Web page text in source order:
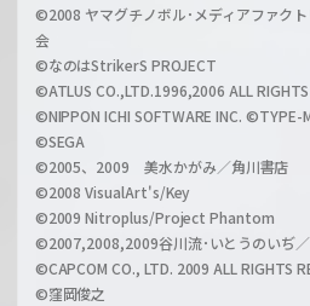
l
h
a
n
l
©2008 ヤマグチノボル･メディアファク
会
©なのはStrikerS PROJECT
©ATLUS CO.,LTD.1996,2006 ALL RIGHTS
©NIPPON ICHI SOFTWARE INC.
©SEGA
©2005、2009 美水かがみ／角川書店
©2008 VisualArt's/Key
©2009 Nitroplus/Project Phantom
©2007,2008,2009谷川流･いとうのいぢ／
©CAPCOM CO., LTD. 2009 ALL RIGHTS
©窪岡俊之